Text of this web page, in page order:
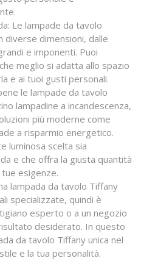
Le lampade da tavolo
diverse dimensioni, dalle
e imponenti. Puoi
meglio si adatta allo spazio
e ai tuoi gusti personali.
le lampade da tavolo
lampadine a incandescenza,
più moderne come
a risparmio energetico.
luminosa scelta sia
e che offra la giusta quantità
esigenze.
lampada da tavolo Tiffany
specializzate, quindi è
esperto o a un negozio
desiderato. In questo
da tavolo Tiffany unica nel
e la tua personalità.